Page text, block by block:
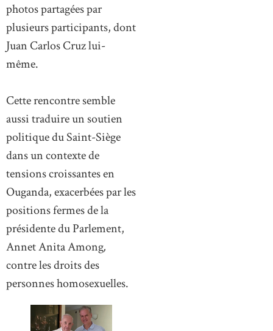
photos partagées par
plusieurs participants, dont
Juan Carlos Cruz lui-
même.
Cette rencontre semble
aussi traduire un soutien
politique du Saint-Siège
dans un contexte de
tensions croissantes en
Ouganda, exacerbées par les
positions fermes de la
présidente du Parlement,
Annet Anita Among,
contre les droits des
personnes homosexuelles.